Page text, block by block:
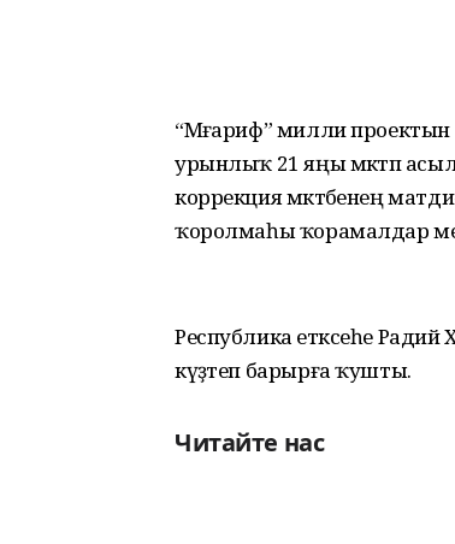
“Мәғариф” милли
урынлыҡ 21 яңы мәктәп
коррекция мәктәбенең
ҡоролмаһы ҡорамалдар
Республика етәксеһе Радий
күҙәтеп барырға ҡушты.
Читайте нас